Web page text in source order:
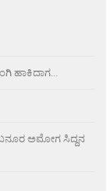
ಹಾಕಿದಾಗ…
ಅಮೋಗ ಸಿದ್ದನ